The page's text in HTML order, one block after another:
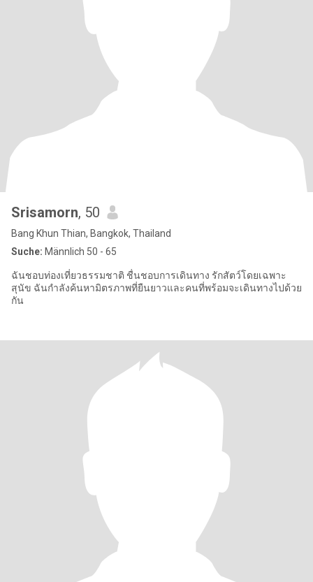
Srisamorn, 50
Bang Khun Thian, Bangkok, Thailand
Suche: Männlich 50 - 65
ฉันชอบท่องเที่ยวธรรมชาติ ชื่นชอบการเดินทาง รักสัตว์โดยเฉพาะ
สุนัข ฉันกำลังค้นหามิตรภาพที่ยืนยาวและคนที่พร้อมจะเดินทางไปด้วย
กัน